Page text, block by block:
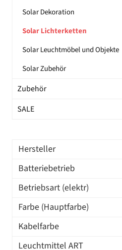
Solar Dekoration
Solar Lichterketten
Solar Leuchtmöbel und Objekte
Solar Zubehör
Zubehör
SALE
Hersteller
Batteriebetrieb
Betriebsart (elektr)
Farbe (Hauptfarbe)
Kabelfarbe
Leuchtmittel ART